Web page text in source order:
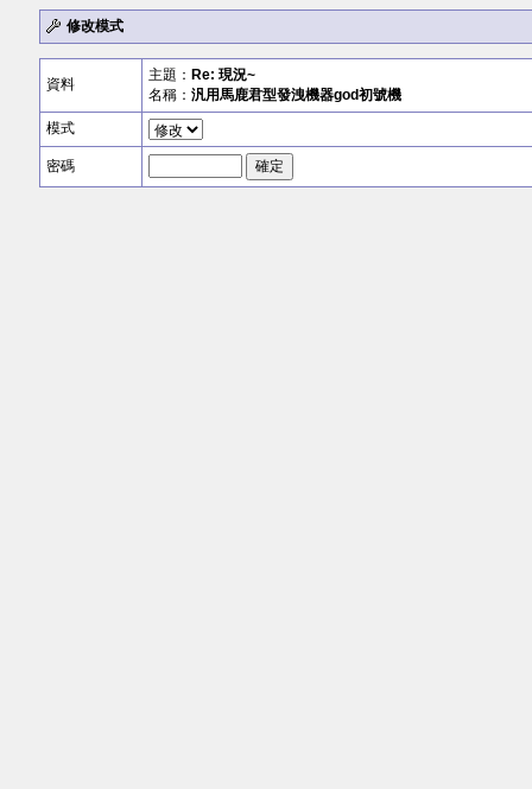
修改模式
資料
主題： Re: 現況~
名稱： 汎用馬鹿君型發洩機器god初號機
模式
密碼